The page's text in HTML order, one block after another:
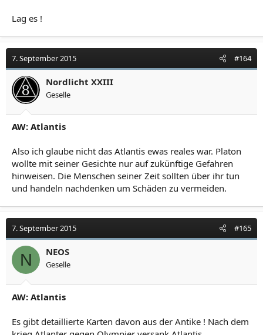
Lag es !
7. September 2015 #164
Nordlicht XXIII
Geselle
AW: Atlantis
Also ich glaube nicht das Atlantis ewas reales war. Platon
wollte mit seiner Gesichte nur auf zukünftige Gefahren
hinweisen. Die Menschen seiner Zeit sollten über ihr tun
und handeln nachdenken um Schäden zu vermeiden.
7. September 2015 #165
N NEOS
Geselle
AW: Atlantis
Es gibt detaillierte Karten davon aus der Antike ! Nach dem